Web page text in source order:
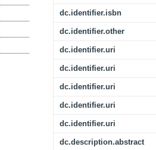
dc.identifier.isbn
dc.identifier.other
dc.identifier.uri
dc.identifier.uri
dc.identifier.uri
dc.identifier.uri
dc.identifier.uri
dc.description.abstract